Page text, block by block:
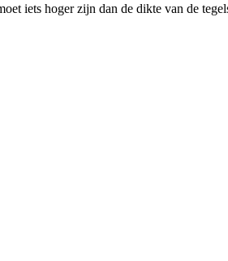
iets hoger zijn dan de dikte van de